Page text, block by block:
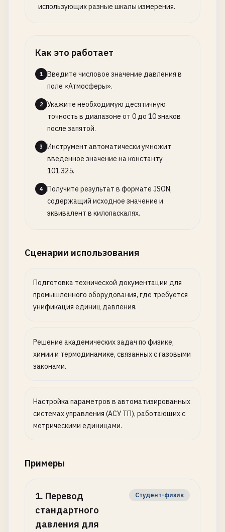
использующих разные шкалы измерения.
Как это работает
1
Введите числовое значение давления в
поле «Атмосферы».
2
Укажите необходимую десятичную
точность в диапазоне от 0 до 10 знаков
после запятой.
3
Инструмент автоматически умножит
введенное значение на константу
101,325.
4
Получите результат в формате JSON,
содержащий исходное значение и
эквивалент в килопаскалях.
Сценарии использования
Подготовка технической документации для
промышленного оборудования, где требуется
унификация единиц давления.
Решение академических задач по физике,
химии и термодинамике, связанных с газовыми
законами.
Настройка параметров в автоматизированных
системах управления (АСУ ТП), работающих с
метрическими единицами.
Примеры
1. Перевод
стандартного
давления для
Студент-физик